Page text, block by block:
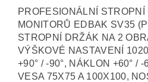
PROFESIONÁLNÍ
MONITORŮ EDBAK SV35
STROPNÍ DRŽÁK NA 2
VÝŠKOVÉ NASTAVENÍ
+90° / -90°, NÁKLON +60° / -
VESA 75X75 A 100X100,